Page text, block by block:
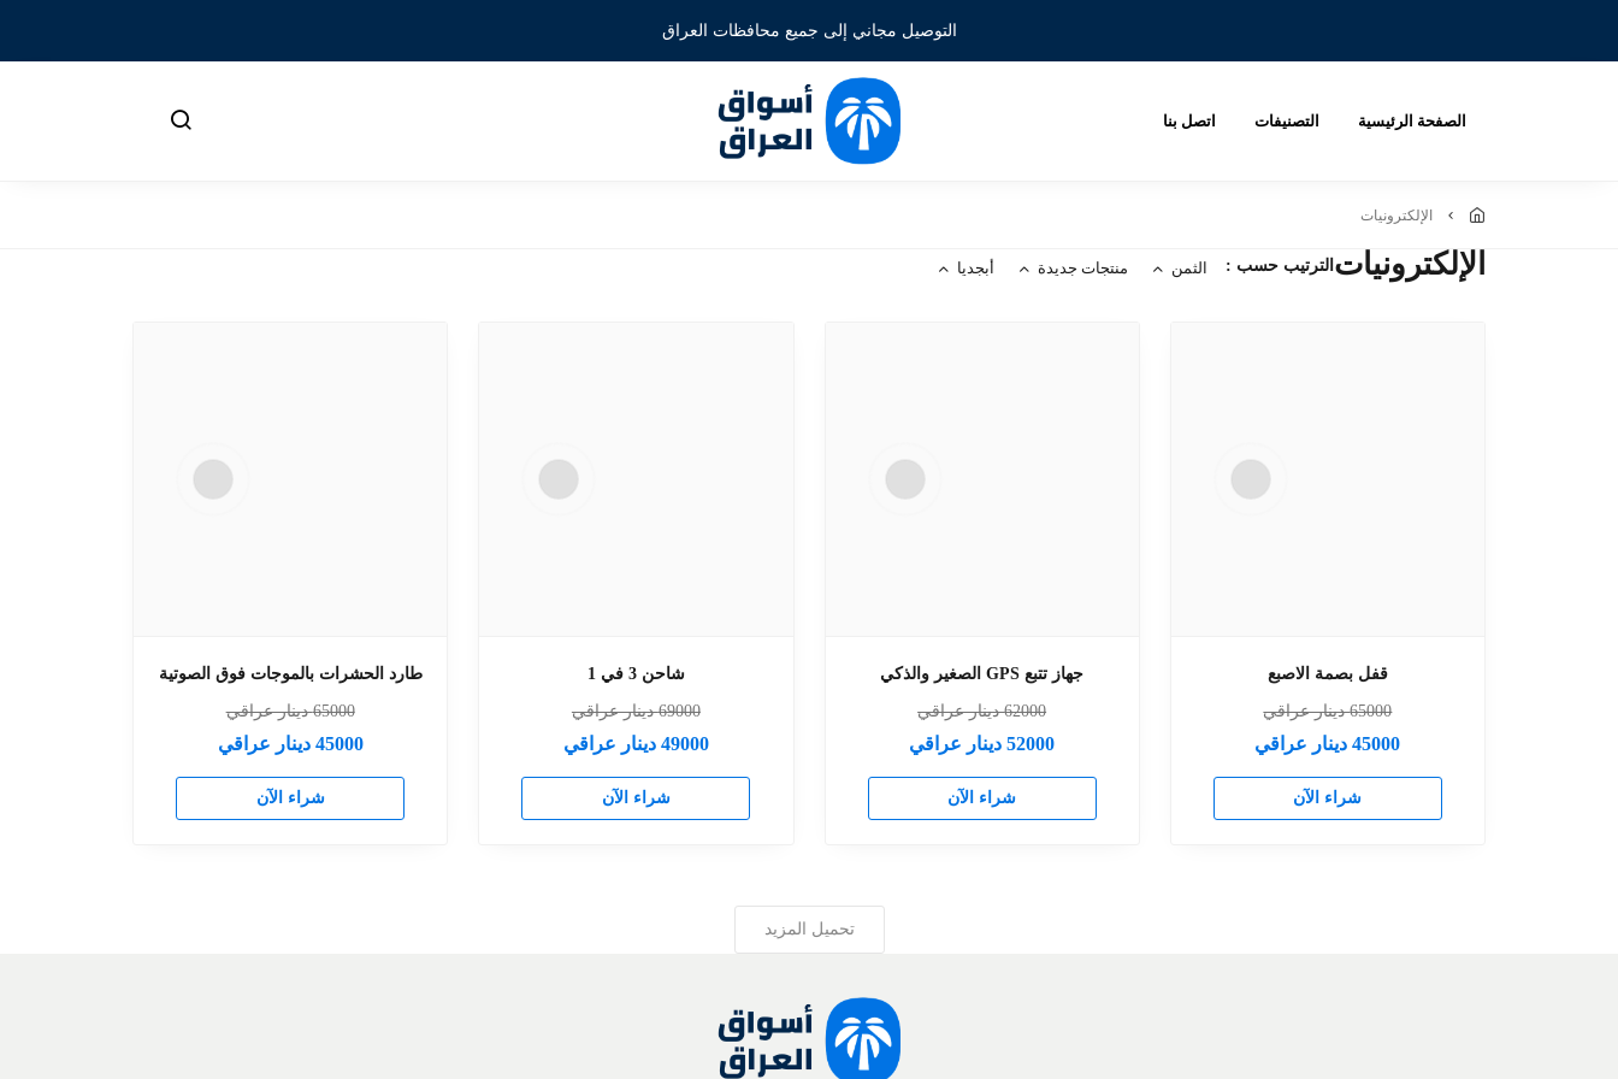
التوصيل مجاني إلى جميع محافظات العراق
الصفحة الرئيسية التصنيفات اتصل بنا
الإلكترونيات
الإلكترونيات الترتيب حسب : الثمن منتجات جديدة أبجديا
قفل بصمة الاصبع
65000دينار عراقي
45000دينار عراقي
شراء الآن
جهاز تتبع GPS الصغير والذكي
62000دينار عراقي
52000دينار عراقي
شراء الآن
شاحن 3 في 1
69000دينار عراقي
49000 دينار عراقي
شراء الآن
طارد الحشرات بالموجات فوق الصوتية
65000دينار عراقي
45000 دينار عراقي
شراء الآن
تحميل المزيد